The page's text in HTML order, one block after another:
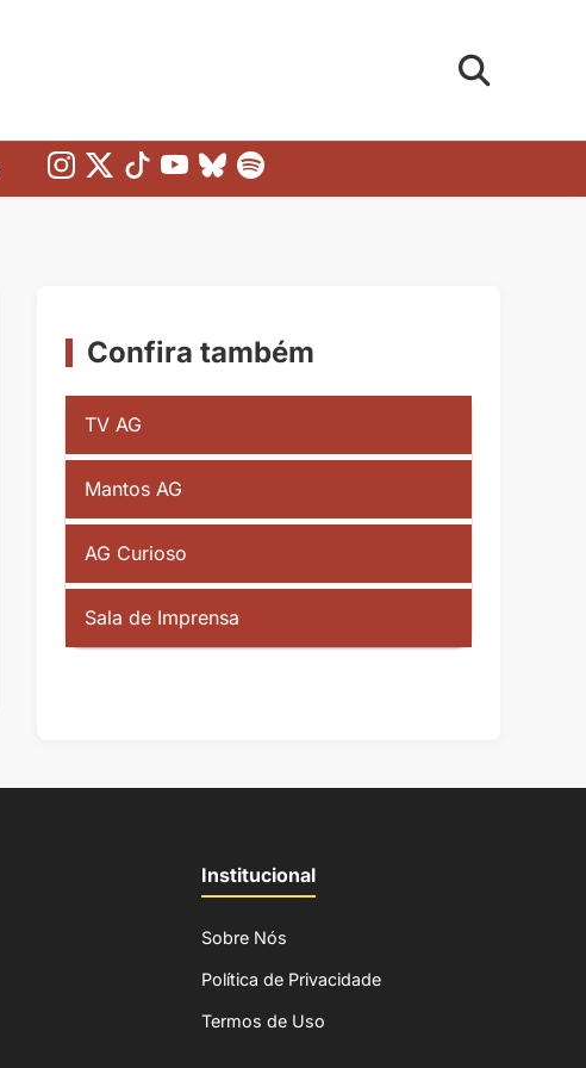
Confira também
TV AG
Mantos AG
AG Curioso
Sala de Imprensa
Institucional
Sobre Nós
Política de Privacidade
Termos de Uso